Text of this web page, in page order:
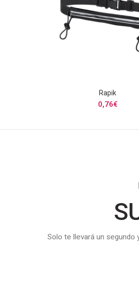
SELECCIONAR
Rapik
0,76€
Solo te llevará un